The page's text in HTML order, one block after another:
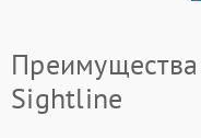
Неисправность системы
защиты от перегрева
Sightline